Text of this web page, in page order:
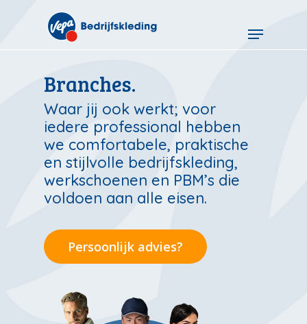
Menu
Branches.
Waar jij ook werkt; voor
iedere professional hebben
we comfortabele, praktische
en stijlvolle bedrijfskleding,
werkschoenen en PBM’s die
voldoen aan alle eisen.
Persoonlijk advies?